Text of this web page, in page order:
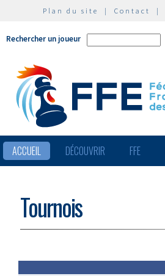
Plan du site | Contact |
Rechercher un joueur
ACCUEIL DÉCOUVRIR FFE
Tournois